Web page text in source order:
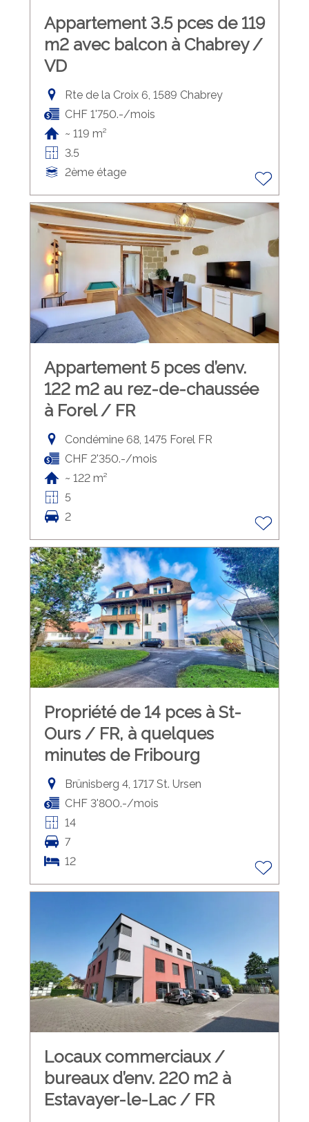
Appartement 3.5 pces de 119
m2 avec balcon à Chabrey /
VD
Rte de la Croix 6, 1589 Chabrey
CHF 1'750.-/mois
~ 119 m²
3.5
2ème étage
Appartement 5 pces d’env.
122 m2 au rez-de-chaussée
à Forel / FR
Condémine 68, 1475 Forel FR
CHF 2'350.-/mois
~ 122 m²
5
2
Propriété de 14 pces à St-
Ours / FR, à quelques
minutes de Fribourg
Brünisberg 4, 1717 St. Ursen
CHF 3'800.-/mois
14
7
12
Locaux commerciaux /
bureaux d’env. 220 m2 à
Estavayer-le-Lac / FR